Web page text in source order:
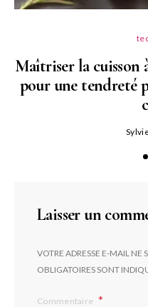
Maîtriser la cuisson
pour une tendreté
Laisser un
VOTRE ADRESSE E-MAIL NE
OBLIGATOIRES SONT
Commentaire